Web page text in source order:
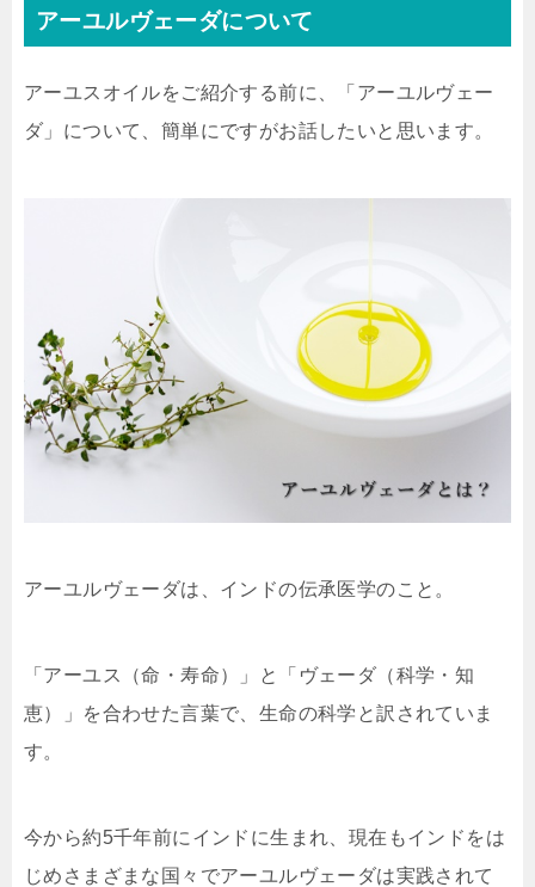
アーユルヴェーダについて
アーユスオイルをご紹介する前に、「 アーユルヴェー
ダ 」について、簡単にですがお話したいと思います。
アーユルヴェーダは、 インドの伝承医学のこと。
「アーユス（命・寿命）」と「ヴェーダ（科学・知
恵）」を合わせた言葉で、生命の科学と訳されていま
す。
今から約5千年前にインドに生まれ、現在もインドをは
じめさまざまな国々でアーユルヴェーダは実践されて